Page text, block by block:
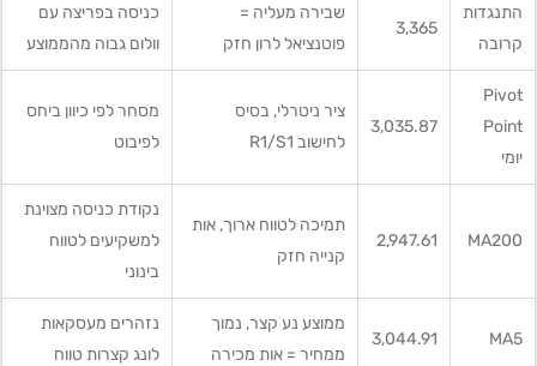
התנגדות
קרובה
3,365
שבירה מעליה =
פוטנציאל לרון חזק
כניסה בפריצה עם
וולום גבוה מהממוצע
Pivot
Point
יומי
3,035.87
ציר ניטרלי, בסיס
לחישוב R1/S1
מסחר לפי כיוון ביחס
לפיבוט
MA200
2,947.61
תמיכה לטווח ארוך, אות
קנייה חזק
נקודת כניסה מצוינת
למשקיעים לטווח
בינוני
MA5
3,044.91
ממוצע נע קצר, נמוך
ממחיר = אות מכירה
נזהרים מעסקאות
לונג קצרות טווח